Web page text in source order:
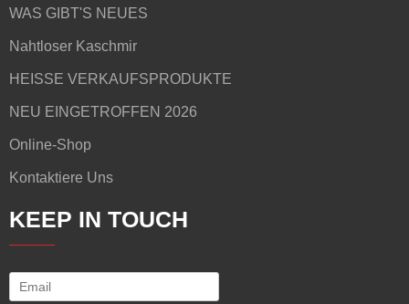
WAS GIBT'S NEUES
Nahtloser Kaschmir
HEISSE VERKAUFSPRODUKTE
NEU EINGETROFFEN 2026
Online-Shop
Kontaktiere Uns
KEEP IN TOUCH